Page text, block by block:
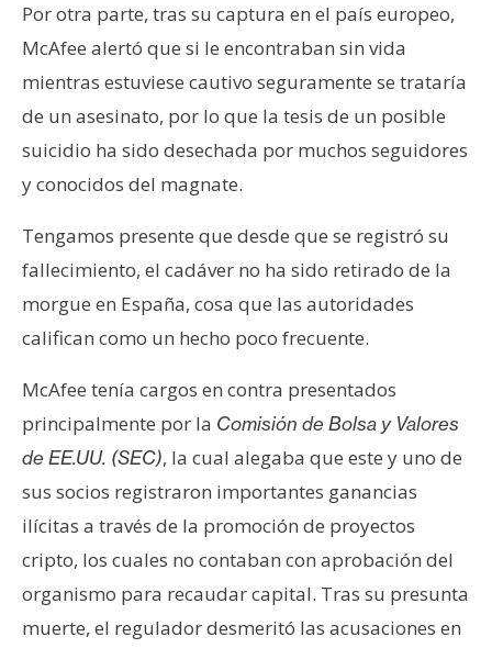
Por otra parte, tras su captura en el país europeo,
McAfee alertó que si le encontraban sin vida
mientras estuviese cautivo seguramente se trataría
de un asesinato, por lo que la tesis de un posible
suicidio ha sido desechada por muchos seguidores
y conocidos del magnate.
Tengamos presente que desde que se registró su
fallecimiento, el cadáver no ha sido retirado de la
morgue en España, cosa que las autoridades
califican como un hecho poco frecuente.
McAfee tenía cargos en contra presentados
principalmente por la Comisión de Bolsa y Valores
de EE.UU. (SEC), la cual alegaba que este y uno de
sus socios registraron importantes ganancias
ilícitas a través de la promoción de proyectos
cripto, los cuales no contaban con aprobación del
organismo para recaudar capital. Tras su presunta
muerte, el regulador desmeritó las acusaciones en